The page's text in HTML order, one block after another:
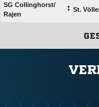
SG Collinghorst/​
Rajen
: St.